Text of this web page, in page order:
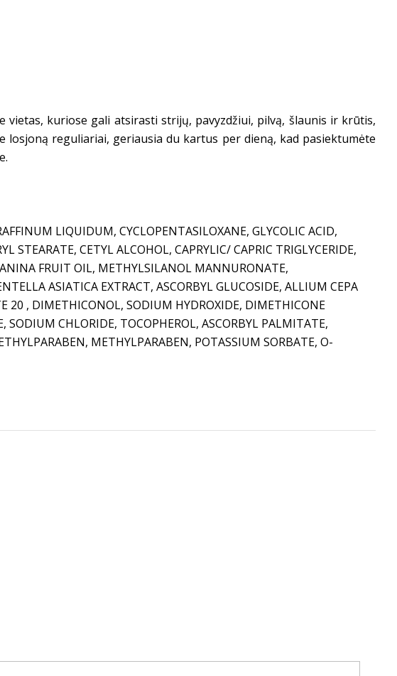
kuriose gali atsirasti strijų, pavyzdžiui, pilvą, šlaunis ir krūtis,
losjoną reguliariai, geriausia du kartus per dieną, kad pasiektumėte
LIQUIDUM, CYCLOPENTASILOXANE, GLYCOLIC ACID,
STEARATE, CETYL ALCOHOL, CAPRYLIC/ CAPRIC TRIGLYCERIDE,
FRUIT OIL, METHYLSILANOL MANNURONATE,
ASIATICA EXTRACT, ASCORBYL GLUCOSIDE, ALLIUM CEPA
20 , DIMETHICONOL, SODIUM HYDROXIDE, DIMETHICONE
CHLORIDE, TOCOPHEROL, ASCORBYL PALMITATE,
METHYLPARABEN, POTASSIUM SORBATE, O-